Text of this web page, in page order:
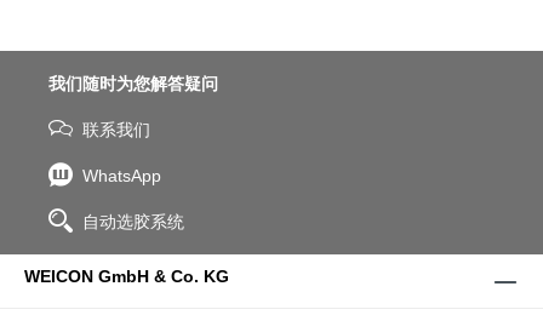
我们随时为您解答疑问
联系我们
WhatsApp
自动选胶系统
WEICON GmbH & Co. KG